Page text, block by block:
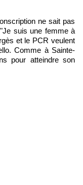
ne sait pas
suis une femme à
et le PCR veulent
Comme à Sainte-
pour atteindre son